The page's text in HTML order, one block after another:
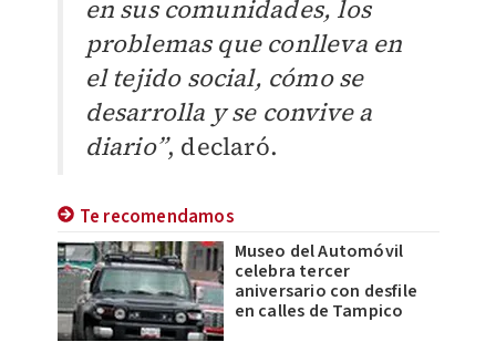
en sus comunidades, los
problemas que conlleva en
el tejido social, cómo se
desarrolla y se convive a
diario”, declaró.
Te recomendamos
Museo del Automóvil
celebra tercer
aniversario con desfile
en calles de Tampico